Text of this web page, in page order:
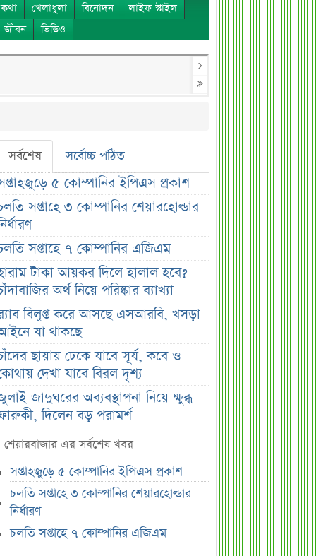
খেলাধুলা বিনোদন
লাইফ স্টাইল
জীবন ভিডিও
সর্বশেষ সর্বোচ্চ পঠিত
৫ কোম্পানির ইপিএস প্রকাশ
সপ্তাহে ৩ কোম্পানির শেয়ারহোল্ডার
সপ্তাহে ৭ কোম্পানির এজিএম
টাকা আয়কর দিলে হালাল হবে?
অর্থ নিয়ে পরিষ্কার ব্যাখ্যা
বিলুপ্ত করে আসছে এসআরবি, খসড়া
যা থাকছে
ছায়ায় ঢেকে যাবে সূর্য, কবে ও
দেখা যাবে বিরল দৃশ্য
জাদুঘরের অব্যবস্থাপনা নিয়ে ক্ষুব্ধ
দিলেন বড় পরামর্শ
স্বর্ণের দামে বড় কাটছাঁট, নতুন দর
বাজুস
মন্ত্রিসভায় পরিবর্তনের হাওয়া, আলোচনায়
নাম
দেশের ২৩তম রাষ্ট্রপতি; শেষ মুহূর্তে
যেসব নাম
শেয়ারবাজার এর সর্বশেষ খবর
সপ্তাহজুড়ে ৫ কোম্পানির ইপিএস প্রকাশ
চলতি সপ্তাহে ৩ কোম্পানির শেয়ারহোল্ডার
নির্ধারণ
চলতি সপ্তাহে ৭ কোম্পানির এজিএম